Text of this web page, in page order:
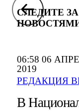
06:58 06
2019
РЕДАКЦИЯ
СЛЕДИТЕ ЗА
В